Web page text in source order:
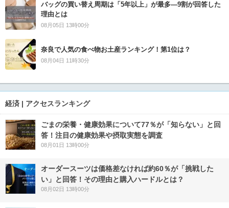
バッグの買い替え周期は「5年以上」が最多―9割が回答した
理由とは
08月05日 13時00分
奈良で人気の食べ物お土産ランキング！第1位は？
08月04日 11時30分
経済 | アクセスランキング
ごまの栄養・健康効果について77％が「知らない」と回
答！注目の健康効果や摂取実態を調査
08月01日 13時00分
オーダースーツは価格差なければ約60％が「挑戦した
い」と回答！その理由と購入ハードルとは？
08月02日 13時00分